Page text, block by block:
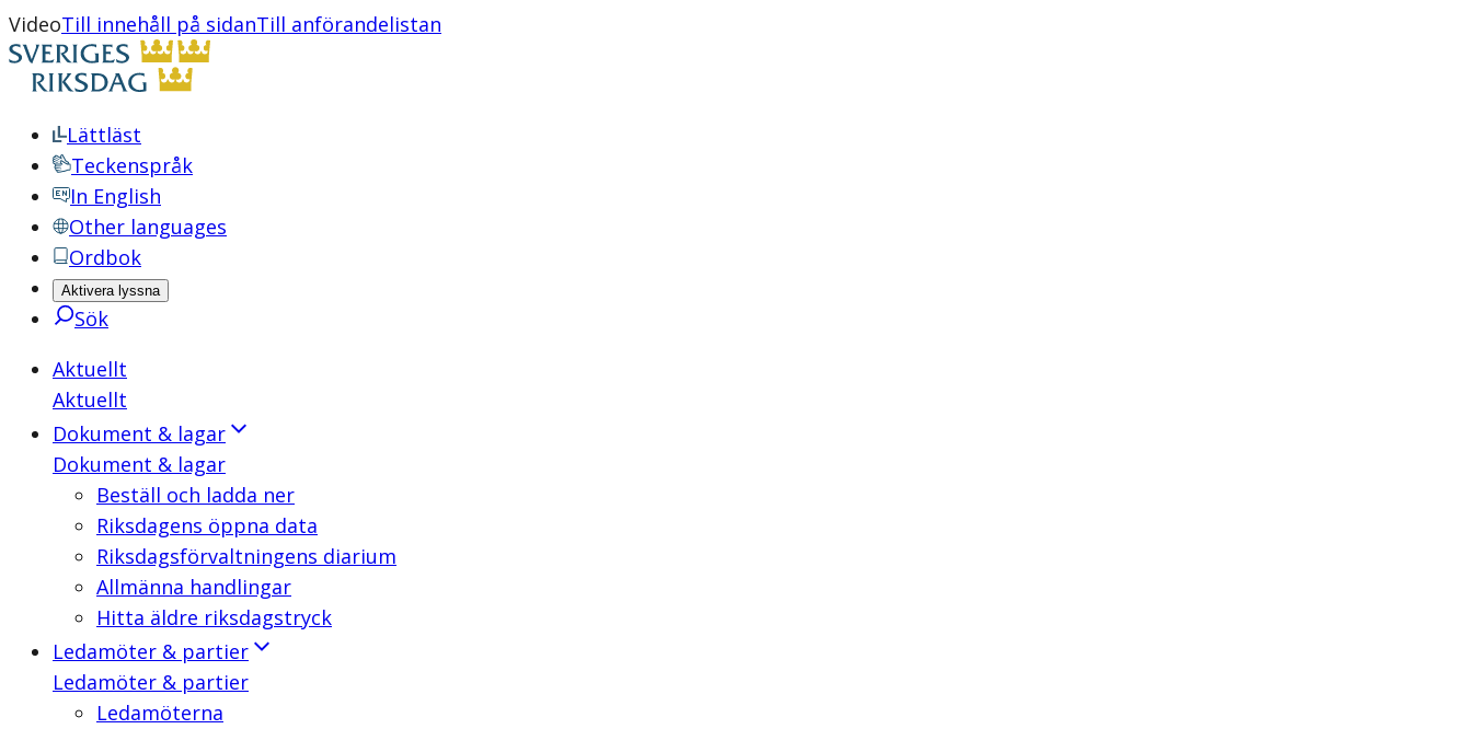
VideoTill innehåll på sidanTill anförandelistan
Lättläst
Teckenspråk
In English
Other languages
Ordbok
Aktivera lyssna
Sök
Aktuellt
Aktuellt
Dokument & lagar
Dokument & lagar
Beställ och ladda ner
Riksdagens öppna data
Riksdagsförvaltningens diarium
Allmänna handlingar
Hitta äldre riksdagstryck
Ledamöter & partier
Ledamöter & partier
Ledamöterna